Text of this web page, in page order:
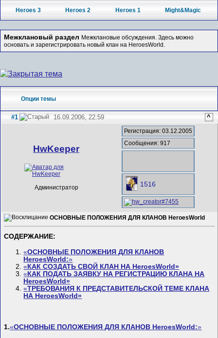
Heroes 3 Heroes 2 Heroes 1 Might&Magic
Межклановый раздел Межклановые обсуждения. Здесь можно
основать и зарегистрировать новый клан на HeroesWorld.
Опции темы
#1 16.09.2006, 22:59 ^
HwKeeper
Администратор
Регистрация: 03.12.2005
Сообщения: 917
1516
ОСНОВНЫЕ ПОЛОЖЕНИЯ ДЛЯ КЛАНОВ HeroesWorld
СОДЕРЖАНИЕ:
«ОСНОВНЫЕ ПОЛОЖЕНИЯ ДЛЯ КЛАНОВ
HeroesWorld:»
«КАК СОЗДАТЬ СВОЙ КЛАН НА HeroesWorld»
«КАК ПОДАТЬ ЗАЯВКУ НА РЕГИСТРАЦИЮ КЛАНА НА
HeroesWorld»
«ТРЕБОВАНИЯ К ПРЕДСТАВИТЕЛЬСКОЙ ТЕМЕ КЛАНА
НА HeroesWorld»
1.«ОСНОВНЫЕ ПОЛОЖЕНИЯ ДЛЯ КЛАНОВ HeroesWorld :»